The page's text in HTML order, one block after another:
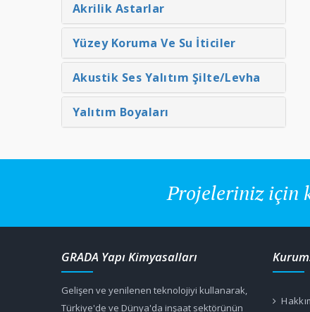
Akrilik Astarlar
Yüzey Koruma Ve Su İticiler
Akustik Ses Yalıtım Şilte/Levha
Yalıtım Boyaları
Projeleriniz için
GRADA Yapı Kimyasalları
Gelişen ve yenilenen teknolojiyi kullanarak,
Türkiye'de ve Dünya'da inşaat sektörünün